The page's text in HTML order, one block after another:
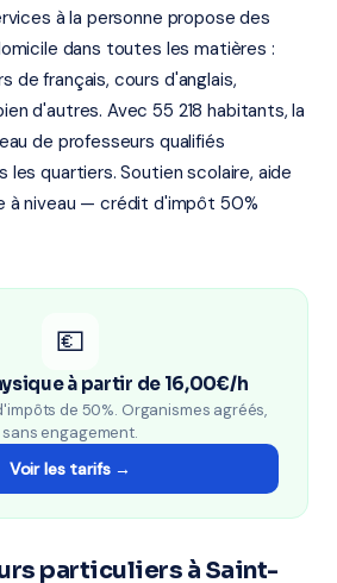
à la personne propose des
dans toutes les matières :
de français, cours d'anglais,
d'autres. Avec 55 218 habitants, la
de professeurs qualifiés
les quartiers. Soutien scolaire, aide
à niveau — crédit d'impôt 50%
💶
à partir de 16,00€/h
de 50%. Organismes agréés,
sans engagement.
Voir les tarifs →
particuliers à Saint-